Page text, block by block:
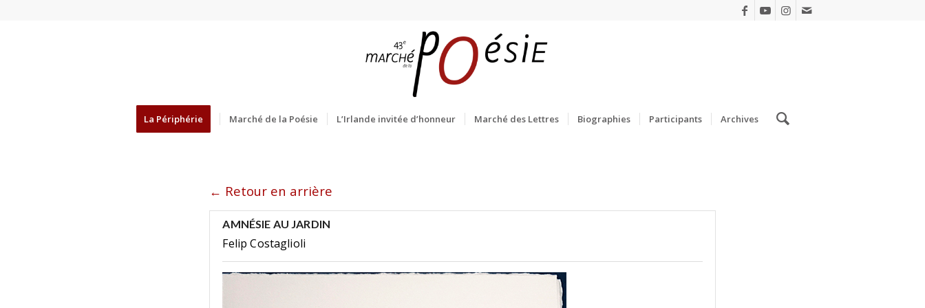
La Périphérie Marché de la Poésie L’Irlande invitée d’honneur Marché des Lettres Biographies Participants Archives
← Retour en arrière
AMNÉSIE AU JARDIN
Felip Costaglioli